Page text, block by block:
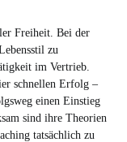
Freiheit. Bei der
zu
im Vertrieb.
schnellen Erfolg –
einen Einstieg
sind ihre Theorien
tatsächlich zu